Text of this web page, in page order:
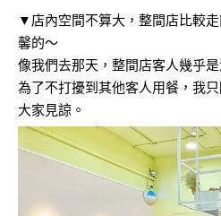
▼店內空間不算大，整間店比較
馨的～
像我們去那天，整間店客人幾乎是
為了不打擾到其他客人用餐，我
大家見諒。